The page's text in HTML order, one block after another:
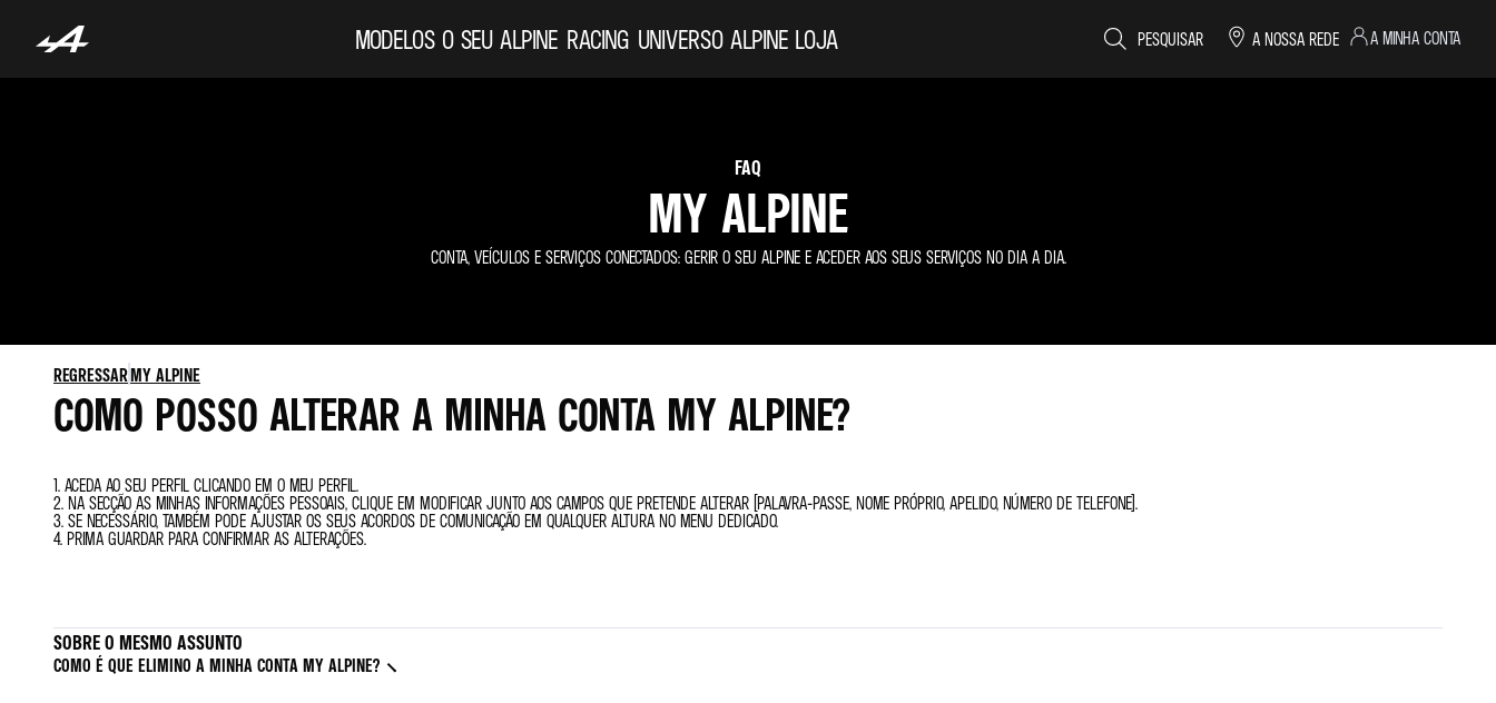
MODELOS O SEU ALPINE RACING UNIVERSO ALPINE LOJA PESQUISAR A NOSSA REDE A MINHA CONTA
FAQ
MY ALPINE
CONTA, VEÍCULOS E SERVIÇOS CONECTADOS: GERIR O SEU ALPINE E ACEDER AOS SEUS SERVIÇOS NO DIA A DIA.
REGRESSARMY ALPINE
COMO POSSO ALTERAR A MINHA CONTA MY ALPINE?
1. ACEDA AO SEU PERFIL CLICANDO EM O MEU PERFIL.
2. NA SECÇÃO AS MINHAS INFORMAÇÕES PESSOAIS, CLIQUE EM MODIFICAR JUNTO AOS CAMPOS QUE PRETENDE ALTERAR (PALAVRA-PASSE, NOME PRÓPRIO, APELIDO, NÚMERO DE TELEFONE).
3. SE NECESSÁRIO, TAMBÉM PODE AJUSTAR OS SEUS ACORDOS DE COMUNICAÇÃO EM QUALQUER ALTURA NO MENU DEDICADO.
4. PRIMA GUARDAR PARA CONFIRMAR AS ALTERAÇÕES.
SOBRE O MESMO ASSUNTO
COMO É QUE ELIMINO A MINHA CONTA MY ALPINE?